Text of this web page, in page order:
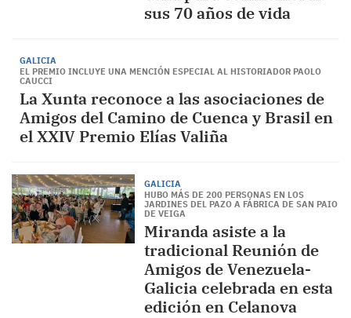
sus 70 años de vida
GALICIA
EL PREMIO INCLUYE UNA MENCIÓN ESPECIAL AL HISTORIADOR PAOLO
CAUCCI
La Xunta reconoce a las asociaciones de
Amigos del Camino de Cuenca y Brasil en
el XXIV Premio Elías Valiña
GALICIA
HUBO MÁS DE 200 PERSONAS EN LOS
JARDINES DEL PAZO A FÁBRICA DE SAN PAIO
DE VEIGA
Miranda asiste a la
tradicional Reunión de
Amigos de Venezuela-
Galicia celebrada en esta
edición en Celanova